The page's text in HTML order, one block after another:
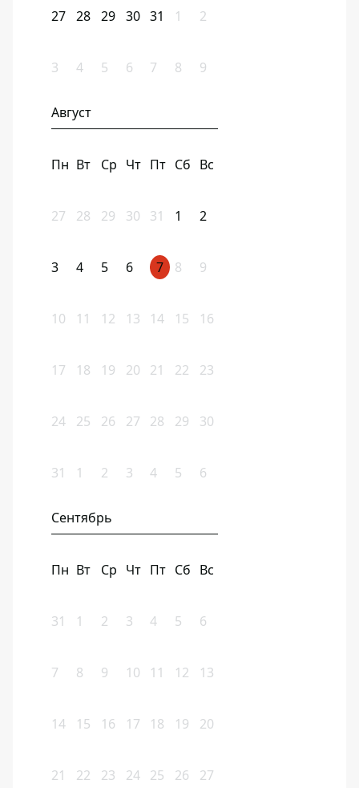
27 28 29 30 31 1 2
3 4 5 6 7 8 9
Август
Пн Вт Ср Чт Пт Сб Вс
27 28 29 30 31 1 2
3 4 5 6 7 8 9
10 11 12 13 14 15 16
17 18 19 20 21 22 23
24 25 26 27 28 29 30
31 1 2 3 4 5 6
Сентябрь
Пн Вт Ср Чт Пт Сб Вс
31 1 2 3 4 5 6
7 8 9 10 11 12 13
14 15 16 17 18 19 20
21 22 23 24 25 26 27